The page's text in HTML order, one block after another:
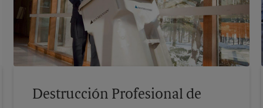
Destrucción Profesional de